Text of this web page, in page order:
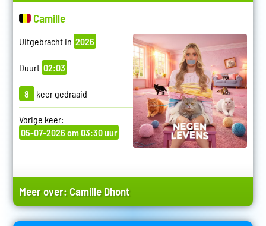
Camille
Uitgebracht in 2026
Duurt 02:03
8 keer gedraaid
Vorige keer:
05-07-2026 om 03:30 uur
Meer over: Camille Dhont